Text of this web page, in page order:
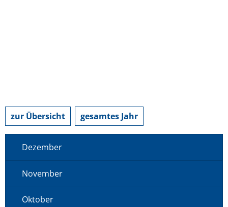
zur Übersicht gesamtes Jahr
Dezember
November
Oktober